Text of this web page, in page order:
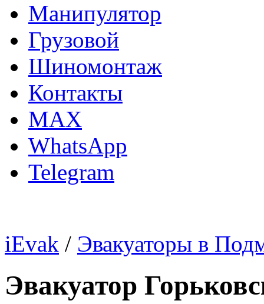
Манипулятор
Грузовой
Шиномонтаж
Контакты
MAX
WhatsApp
Telegram
iEvak / Эвакуаторы в
Эвакуатор